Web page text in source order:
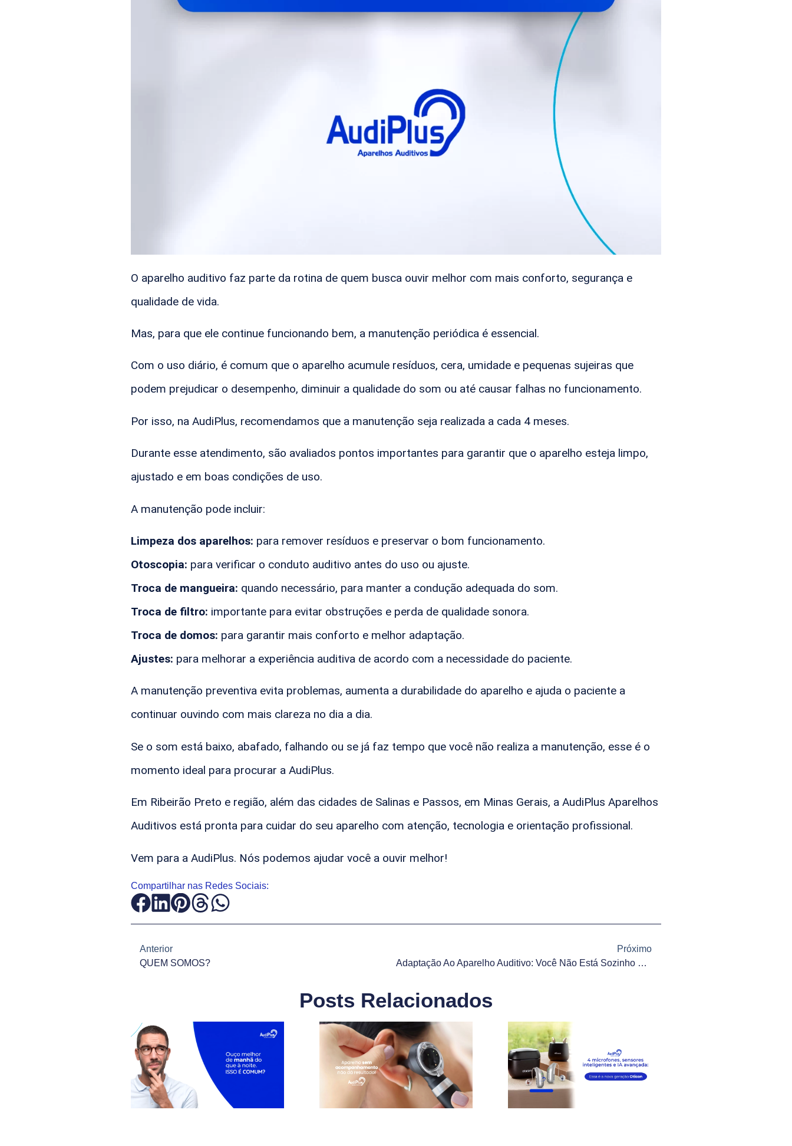
O aparelho auditivo faz parte da rotina de quem busca ouvir melhor com mais conforto, segurança e
qualidade de vida.
Mas, para que ele continue funcionando bem, a manutenção periódica é essencial.
Com o uso diário, é comum que o aparelho acumule resíduos, cera, umidade e pequenas sujeiras que
podem prejudicar o desempenho, diminuir a qualidade do som ou até causar falhas no funcionamento.
Por isso, na AudiPlus, recomendamos que a manutenção seja realizada a cada 4 meses.
Durante esse atendimento, são avaliados pontos importantes para garantir que o aparelho esteja limpo,
ajustado e em boas condições de uso.
A manutenção pode incluir:
Limpeza dos aparelhos: para remover resíduos e preservar o bom funcionamento.
Otoscopia: para verificar o conduto auditivo antes do uso ou ajuste.
Troca de mangueira: quando necessário, para manter a condução adequada do som.
Troca de filtro: importante para evitar obstruções e perda de qualidade sonora.
Troca de domos: para garantir mais conforto e melhor adaptação.
Ajustes: para melhorar a experiência auditiva de acordo com a necessidade do paciente.
A manutenção preventiva evita problemas, aumenta a durabilidade do aparelho e ajuda o paciente a
continuar ouvindo com mais clareza no dia a dia.
Se o som está baixo, abafado, falhando ou se já faz tempo que você não realiza a manutenção, esse é o
momento ideal para procurar a AudiPlus.
Em Ribeirão Preto e região, além das cidades de Salinas e Passos, em Minas Gerais, a AudiPlus Aparelhos
Auditivos está pronta para cuidar do seu aparelho com atenção, tecnologia e orientação profissional.
Vem para a AudiPlus. Nós podemos ajudar você a ouvir melhor!
Compartilhar nas Redes Sociais:
Anterior
QUEM SOMOS?
Próximo
Adaptação Ao Aparelho Auditivo: Você Não Está Sozinho Nessa Jornada!
Posts Relacionados